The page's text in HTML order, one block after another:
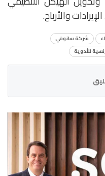
والأرباح.
شركة سانوفي
للأدوية